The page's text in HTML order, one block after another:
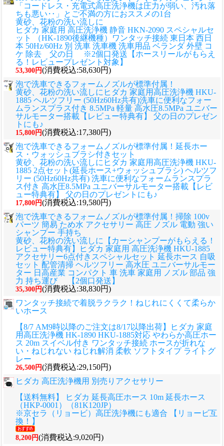
「コードレス・充電式高圧洗浄機は圧力が弱い、汚れ落
ちも悪い‥」とご不満の方におススメの1台
黄砂、花粉の洗い流しに
ヒダカ 家庭用 高圧洗浄機 静音 HKN-2090 スペシャルセ
ット （HK-1890後継機種）ワンタッチ接続 東日本 西日
本 50Hz/60Hz 別 洗車 洗車機 洗車用品 ベランダ 外壁 コ
ケ 除去 父の日 ※2個口発送【ホースリールがもらえ
る！レビュープレゼント対象】
53,300円(消費税込:58,630円)
泡で洗車できるフォームノズルが標準付属！
黄砂、花粉の洗い流しに ヒダカ 家庭用高圧洗浄機 HKU-
1885 ヘルツフリー (50Hz60Hz共有)洗車に便利なフォー
ムランスプラス付き 8.5MPa 軽量 高水圧8.5MPa ユニバー
サルモーター搭載【レビュー特典有】 父の日のプレゼン
トにも♪
15,800円(消費税込:17,380円)
泡で洗車できるフォームノズルが標準付属！延長ホー
ス・ウォッシュブラシ付きセット
黄砂、花粉の洗い流しに ヒダカ 家庭用高圧洗浄機 HKU-
1885 2点セット(延長ホース+ウォッシュブラシ) ヘルツフ
リー (50Hz60Hz共有) 洗車に便利なフォームランスプラ
ス付き 高水圧8.5MPa ユニバーサルモーター搭載【レビ
ュー特典有】 父の日のプレゼントにも♪
17,800円(消費税込:19,580円)
泡で洗車できるフォームノズルが標準付属！掃除 100v
パーツ 簡易 ため水 アクセサリー 高圧 ノズル 電動 強い
シャンプー 手持ち
黄砂、花粉の洗い流しに
【カーシャンプーがもらえる！
レビュー特典有】ヒダカ 家庭用 高圧洗浄機 HKU-1885
アクセサリー6点付きスペシャルセット 延長ホース 自吸
セット 配管清掃 ヘルツフリー 高水圧 ユニバーサルモー
ター 日高産業 コンパクト 車 洗車 家庭用 ノズル 部品 強
力 持ち運び 【2個口発送】
35,300円(消費税込:38,830円)
ワンタッチ接続で着脱ラクラク！ねじれにくくて柔らか
いホース
【8/7 AM9時以降のご注文は8/17以降出荷】ヒダカ 家庭
用高圧洗浄機 HK-1890 HKU-1885対応 やわらか高圧ホー
ス 20m スイベル付き ワンタッチ接続 ホースが折れな
い・ねじれない ねじれ解消 柔軟 ソフトタイプ ライトグ
レー
26,500円(消費税込:29,150円)
ヒダカ 高圧洗浄機用 別売りアクセサリー
【送料無料】 ヒダカ 延長高圧ホース 10m 延長ホース
（HKP-0001）（81K120JP）
※京セラ（リョービ）高圧洗浄機にも適合 【リョービ互
換！】
8,200円(消費税込:9,020円)